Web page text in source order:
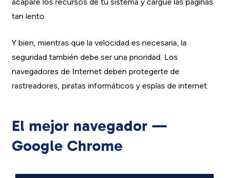
tan lento.
Y bien, mientras que la velocidad es necesaria, la
seguridad también debe ser una prioridad. Los
navegadores de Internet deben protegerte de
rastreadores, piratas informáticos y espías de internet.
El mejor navegador —
Google Chrome